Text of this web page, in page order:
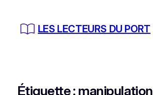
LES LECTEURS DU PORT
Étiquette : manipulation